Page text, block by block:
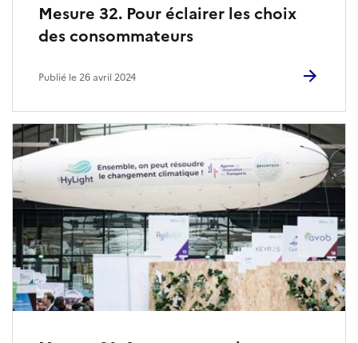
Mesure 32. Pour éclairer les choix
des consommateurs
Publié le 26 avril 2024